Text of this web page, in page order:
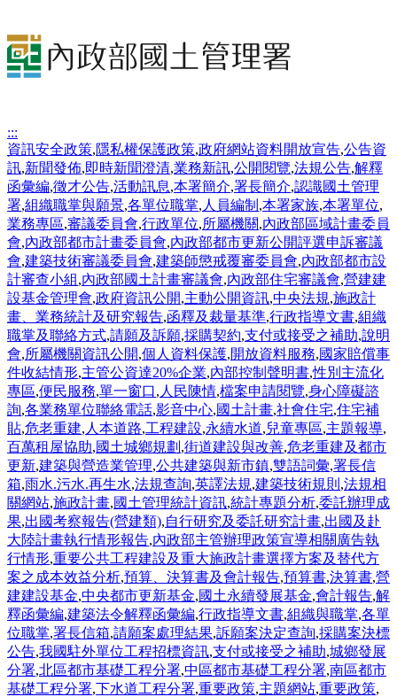
:::
資訊安全政策,隱私權保護政策,政府網站資料開放宣告,公告資
訊,新聞發佈,即時新聞澄清,業務新訊,公開閱覽,法規公告,解釋
函彙編,徵才公告,活動訊息,本署簡介,署長簡介,認識國土管理
署,組織職掌與願景,各單位職掌, 人員編制 ,本署家族,本署單位,
業務專區,審議委員會,行政單位,所屬機關,內政部區域計畫委員
會,內政部都市計畫委員會,內政部都市更新公開評選申訴審議
會,建築技術審議委員會,建築師懲戒覆審委員會,內政部都市設
計審查小組,內政部國土計畫審議會,內政部住宅審議會,營建建
設基金管理會,政府資訊公開,主動公開資訊,中央法規,施政計
畫、業務統計及研究報告,函釋及裁量基準,行政指導文書,組織
職掌及聯絡方式,請願及訴願,採購契約,支付或接受之補助,說明
會,所屬機關資訊公開,個人資料保護,開放資料服務,國家賠償事
件收結情形,主管公資達20%企業,內部控制聲明書,性別主流化
專區,便民服務,單一窗口, 人民陳情,檔案申請閱覽,身心障礙諮
詢,各業務單位聯絡電話,影音中心,國土計畫,社會住宅,住宅補
貼,危老重建, 人本道路,工程建設,永續水道,兒童專區,主題報導,
百萬租屋協助,國土城鄉規劃 ,街道建設與改善,危老重建及都市
更新,建築與營造業管理,公共建築與新市鎮,雙語詞彙,署長信
箱,雨水.污水.再生水,法規查詢,英譯法規,建築技術規則 ,法規相
關網站,施政計畫,國土管理統計資訊,統計專題分析,委託辦理成
果,出國考察報告(營建類),自行研究及委託研究計畫,出國及赴
大陸計畫執行情形報告,內政部主管辦理政策宣導相關廣告執
行情形,重要公共工程建設及重大施政計畫選擇方案及替代方
案之成本效益分析,預算、決算書及會計報告,預算書,決算書,營
建建設基金,中央都市更新基金,國土永續發展基金,會計報告,解
釋函彙編,建築法令解釋函彙編,行政指導文書,組織與職掌,各單
位職掌,署長信箱,請願案處理結果,訴願案決定查詢,採購案決標
公告,我國駐外單位工程招標資訊,支付或接受之補助,城鄉發展
分署,北區都市基礎工程分署,中區都市基礎工程分署,南區都市
基礎工程分署,下水道工程分署,重要政策,主題網站,重要政策,